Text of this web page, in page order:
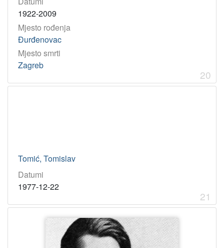
1922-2009
Mjesto rođenja
Đurđenovac
Mjesto smrti
Zagreb
20
Tomić, Tomislav
Datumi
1977-12-22
21